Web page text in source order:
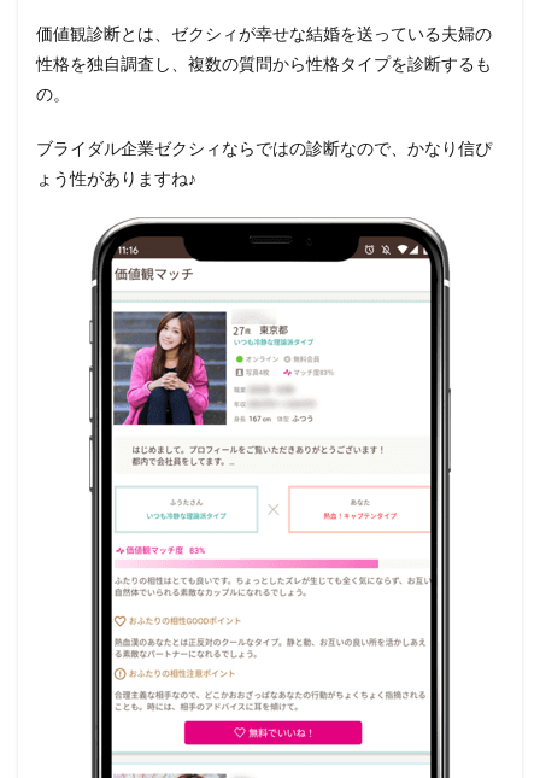
価値観診断とは、ゼクシィが幸せな結婚を送っている夫婦の
性格を独自調査し、複数の質問から性格タイプを診断するも
の。
ブライダル企業ゼクシィならではの診断なので、かなり信ぴ
ょう性がありますね♪